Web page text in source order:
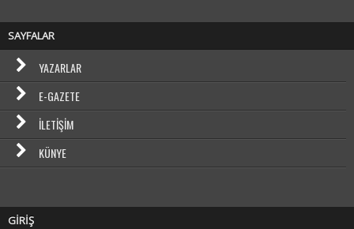
SAYFALAR
YAZARLAR
E-GAZETE
İLETIŞIM
KÜNYE
GİRİŞ